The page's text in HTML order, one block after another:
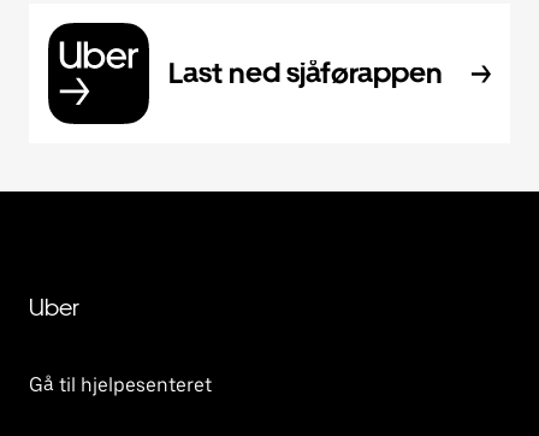
Last ned sjåførappen
Uber
Gå til hjelpesenteret